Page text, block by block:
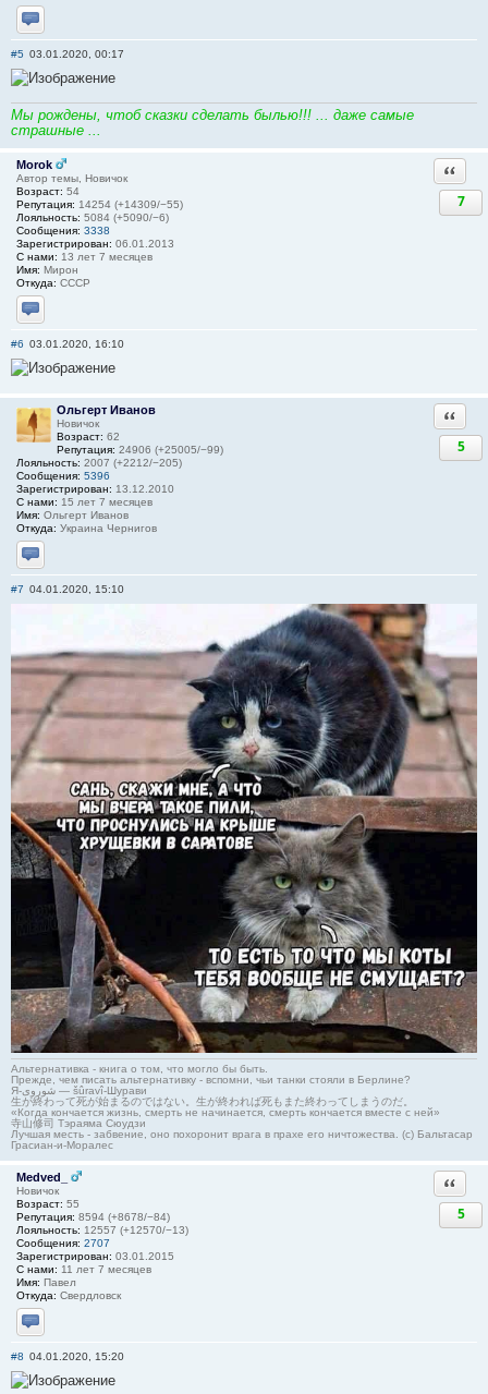
Отправить личное сообщение
#5 03.01.2020, 00:17
Мы рождены, чтоб сказки сделать былью!!! ... даже самые
страшные ...
Morok
Автор темы, Новичок
Возраст: 54
Репутация: 14254 (+14309/−55)
Лояльность: 5084 (+5090/−6)
Сообщения: 3338
Зарегистрирован: 06.01.2013
С нами: 13 лет 7 месяцев
Имя: Мирон
Откуда: СССР
Отправить личное сообщение
7
#6 03.01.2020, 16:10
Ольгерт Иванов
Новичок
Возраст: 62
Репутация: 24906 (+25005/−99)
Лояльность: 2007 (+2212/−205)
Сообщения: 5396
Зарегистрирован: 13.12.2010
С нами: 15 лет 7 месяцев
Имя: Ольгерт Иванов
Откуда: Украина Чернигов
Отправить личное сообщение
5
#7 04.01.2020, 15:10
Альтернативка - книга о том, что могло бы быть.
Прежде, чем писать альтернативку - вспомни, чьи танки стояли в Берлине?
Я-شوروی — šûravî-Шурави
生が終わって死が始まるのではない。生が終われば死もまた終わってしまうのだ。
«Когда кончается жизнь, смерть не начинается, смерть кончается вместе с ней»
寺山修司 Тэраяма Сюудзи
Лучшая месть - забвение, оно похоронит врага в прахе его ничтожества. (с) Бальтасар
Грасиан-и-Моралес
Medved_
Новичок
Возраст: 55
Репутация: 8594 (+8678/−84)
Лояльность: 12557 (+12570/−13)
Сообщения: 2707
Зарегистрирован: 03.01.2015
С нами: 11 лет 7 месяцев
Имя: Павел
Откуда: Свердловск
Отправить личное сообщение
5
#8 04.01.2020, 15:20